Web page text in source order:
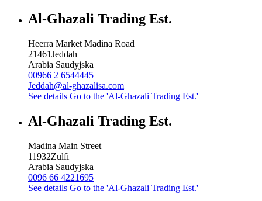
Al-Ghazali Trading Est.
Heerra Market Madina Road
21461Jeddah
Arabia Saudyjska
00966 2 6544445
Jeddah@al-ghazalisa.com
See details Go to the 'Al-Ghazali Trading Est.'
Al-Ghazali Trading Est.
Madina Main Street
11932Zulfi
Arabia Saudyjska
0096 66 4221695
See details Go to the 'Al-Ghazali Trading Est.'